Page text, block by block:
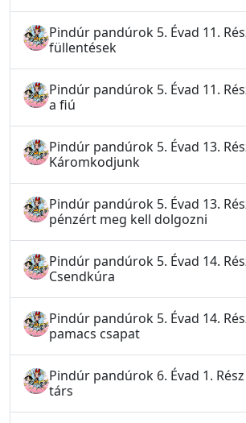
Pindúr pandúrok 5. Évad 11.
füllentések
Pindúr pandúrok 5. Évad 11.
a fiú
Pindúr pandúrok 5. Évad 13.
Káromkodjunk
Pindúr pandúrok 5. Évad 13.
pénzért meg kell dolgozni
Pindúr pandúrok 5. Évad 14.
Csendkúra
Pindúr pandúrok 5. Évad 14.
pamacs csapat
Pindúr pandúrok 6. Évad 1.
társ